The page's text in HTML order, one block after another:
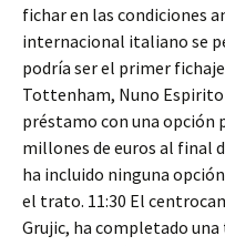
fichar en las condiciones
internacional italiano se
podría ser el primer
Tottenham, Nuno Espirito
préstamo con una opción
millones de euros al final
ha incluido ninguna
el trato. 11:30 El
Grujic, ha completado